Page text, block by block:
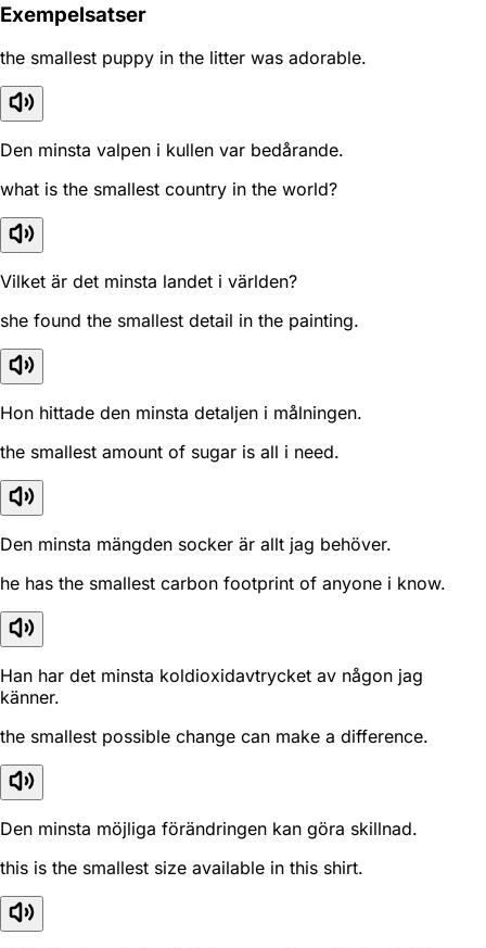
Exempelsatser
the smallest puppy in the litter was adorable.
Den minsta valpen i kullen var bedårande.
what is the smallest country in the world?
Vilket är det minsta landet i världen?
she found the smallest detail in the painting.
Hon hittade den minsta detaljen i målningen.
the smallest amount of sugar is all i need.
Den minsta mängden socker är allt jag behöver.
he has the smallest carbon footprint of anyone i know.
Han har det minsta koldioxidavtrycket av någon jag
känner.
the smallest possible change can make a difference.
Den minsta möjliga förändringen kan göra skillnad.
this is the smallest size available in this shirt.